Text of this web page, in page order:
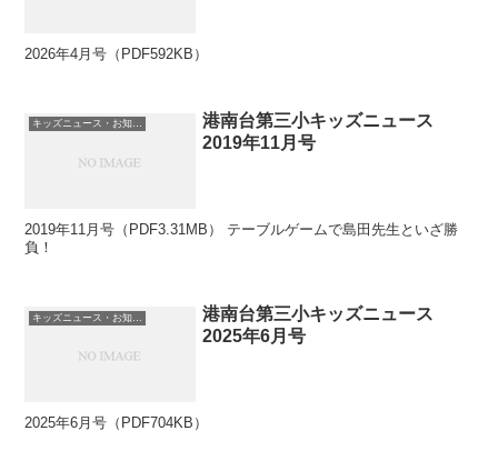
2026年4月号（PDF592KB）
キッズニュース・お知らせ
港南台第三小キッズニュース
2019年11月号
2019年11月号（PDF3.31MB） テーブルゲームで島田先生といざ勝
負！
港南台第三小キッズニュース
2025年6月号
2025年6月号（PDF704KB）